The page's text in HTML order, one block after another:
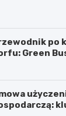
po
Green